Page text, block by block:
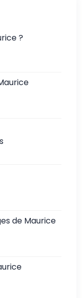
?
de Maurice